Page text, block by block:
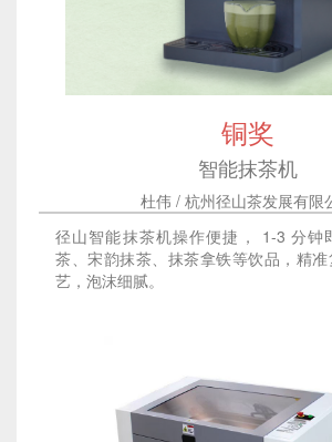
铜奖
智能抹茶机
杜伟 / 杭州径山茶发展有限
径山智能抹茶机操作便捷， 1-3 分钟
茶、宋韵抹茶、抹茶拿铁等饮品，精
艺，泡沫细腻。